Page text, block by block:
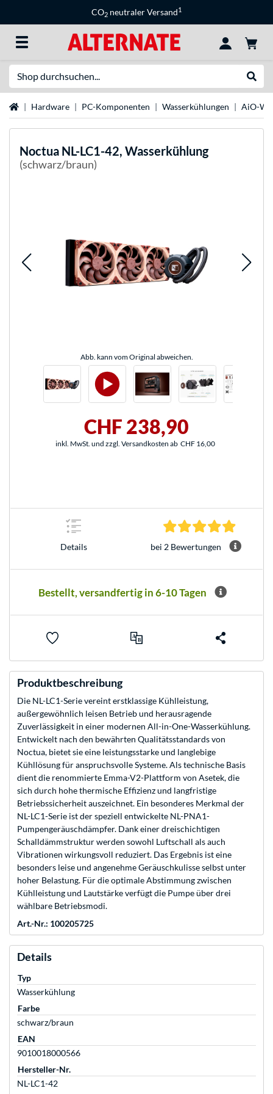
CO2 neutraler Versand1
StartseiteHardware PC-Komponenten Wasserkühlungen AiO-
Noctua NL-LC1-42, Wasserkühlung
(schwarz/braun)
Abb. kann vom Original abweichen.
CHF 238,90
inkl. MwSt. und zzgl. Versandkosten ab CHF 16,00
Details bei 2 Bewertungen
Bestellt, versandfertig in 6-10 Tagen
Produktbeschreibung
Die NL-LC1-Serie vereint erstklassige Kühlleistung,
außergewöhnlich leisen Betrieb und herausragende
Zuverlässigkeit in einer modernen All-in-One-Wasserkühlung.
Entwickelt nach den bewährten Qualitätsstandards von
Noctua, bietet sie eine leistungsstarke und langlebige
Kühllösung für anspruchsvolle Systeme. Als technische Basis
dient die renommierte Emma-V2-Plattform von Asetek, die
sich durch hohe thermische Effizienz und langfristige
Betriebssicherheit auszeichnet. Ein besonderes Merkmal der
NL-LC1-Serie ist der speziell entwickelte NL-PNA1-
Pumpengeräuschdämpfer. Dank einer dreischichtigen
Schalldämmstruktur werden sowohl Luftschall als auch
Vibrationen wirkungsvoll reduziert. Das Ergebnis ist eine
besonders leise und angenehme Geräuschkulisse selbst unter
hoher Belastung. Für die optimale Abstimmung zwischen
Kühlleistung und Lautstärke verfügt die Pumpe über drei
wählbare Betriebsmodi.
Art.-Nr.: 100205725
Details
Typ
Wasserkühlung
Farbe
schwarz/braun
EAN
9010018000566
Hersteller-Nr.
NL-LC1-42